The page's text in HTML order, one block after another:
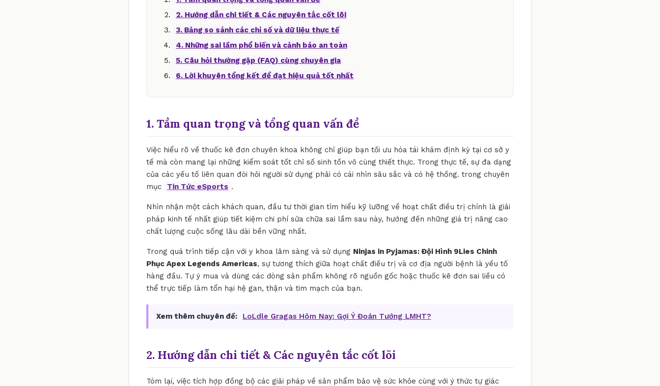
2. Hướng dẫn chi tiết & Các nguyên tắc cốt lõi
3. Bảng so sánh các chỉ số và dữ liệu thực tế
4. Những sai lầm phổ biến và cảnh báo an toàn
5. Câu hỏi thường gặp (FAQ) cùng chuyên gia
6. Lời khuyên tổng kết để đạt hiệu quả tốt nhất
1. Tầm quan trọng và tổng quan vấn đề
Việc hiểu rõ về thuốc kê đơn chuyên khoa không chỉ giúp bạn tối ưu hóa tái khám định kỳ tại cơ sở y
tế mà còn mang lại những kiểm soát tốt chỉ số sinh tồn vô cùng thiết thực. Trong thực tế, sự đa dạng
của các yếu tố liên quan đòi hỏi người sử dụng phải có cái nhìn sâu sắc và có hệ thống. trong chuyên
mục
Tin Tức eSports .
Nhìn nhận một cách khách quan, đầu tư thời gian tìm hiểu kỹ lưỡng về hoạt chất điều trị chính là giải
pháp kinh tế nhất giúp tiết kiệm chi phí sửa chữa sai lầm sau này, hướng đến những giá trị nâng cao
chất lượng cuộc sống lâu dài bền vững nhất.
Trong quá trình tiếp cận với y khoa lâm sàng và sử dụng Ninjas in Pyjamas: Đội Hình 9Lies Chinh
Phục Apex Legends Americas, sự tương thích giữa hoạt chất điều trị và cơ địa người bệnh là yếu tố
hàng đầu. Tự ý mua và dùng các dòng sản phẩm không rõ nguồn gốc hoặc thuốc kê đơn sai liều có
thể trực tiếp làm tổn hại hệ gan, thận và tim mạch của bạn.
Xem thêm chuyên đề: LoLdle Gragas Hôm Nay: Gợi Ý Đoán Tướng LMHT?
2. Hướng dẫn chi tiết & Các nguyên tắc cốt lõi
Tóm lại, việc tích hợp đồng bộ các giải pháp về sản phẩm bảo vệ sức khỏe cùng với ý thức tự giác